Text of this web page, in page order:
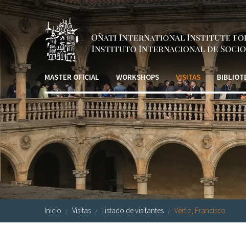
Pasar al contenido principal
MASTER OFICIAL WORKSHOPS VISITAS
Inicio Visitas Listado de visitantes Vértiz, Francisco